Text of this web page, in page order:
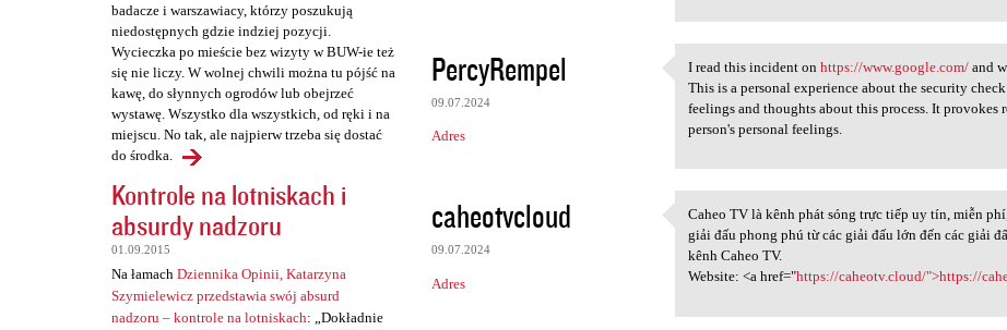
badacze i warszawiacy, którzy poszukują
niedostępnych gdzie indziej pozycji.
Wycieczka po mieście bez wizyty w BUW-ie też
się nie liczy. W wolnej chwili można tu pójść na
kawę, do słynnych ogrodów lub obejrzeć
wystawę. Wszystko dla wszystkich, od ręki i na
miejscu. No tak, ale najpierw trzeba się dostać
do środka.
Kontrole na lotniskach i
absurdy nadzoru
01.09.2015
Na łamach Dziennika Opinii, Katarzyna
Szymielewicz przedstawia swój absurd
nadzoru – kontrole na lotniskach: „Dokładnie
PercyRempel
09.07.2024
Adres
I read this incident on https
I read this incident onhttps://www.google.com/ and
This is a personal experience about the security
feelings and thoughts about this process. It
person's personal feelings.
caheotvcloud
09.07.2024
Adres
Caheo TV là kênh phát sóng
Caheo TV là kênh phát sóng trực tiếp uy tín, miễn
giải đấu phong phú từ các giải đấu lớn đến các giải
kênh Caheo TV.
Website: <a href="https://caheotv.cloud/">https://